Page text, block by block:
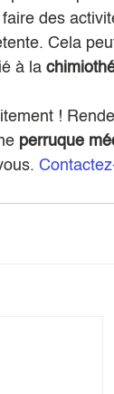
des
Cela
à la
!
perruque